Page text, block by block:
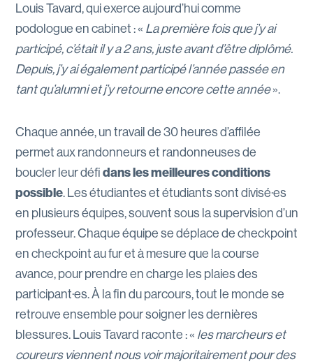
Louis Tavard, qui exerce aujourd’hui comme
podologue en cabinet : « La première fois que j’y ai
participé, c’était il y a 2 ans, juste avant d’être diplômé.
Depuis, j’y ai également participé l’année passée en
tant qu’alumni et j’y retourne encore cette année».
Chaque année, un travail de 30 heures d’affilée
permet aux randonneurs et randonneuses de
boucler leur défidans les meilleures conditions
possible. Les étudiantes et étudiants sont divisé·es
en plusieurs équipes, souvent sous la supervision d’un
professeur. Chaque équipe se déplace de checkpoint
en checkpoint au fur et à mesure que la course
avance, pour prendre en charge les plaies des
participant·es. À la fin du parcours, tout le monde se
retrouve ensemble pour soigner les dernières
blessures. Louis Tavard raconte : « les marcheurs et
coureurs viennent nous voir majoritairement pour des